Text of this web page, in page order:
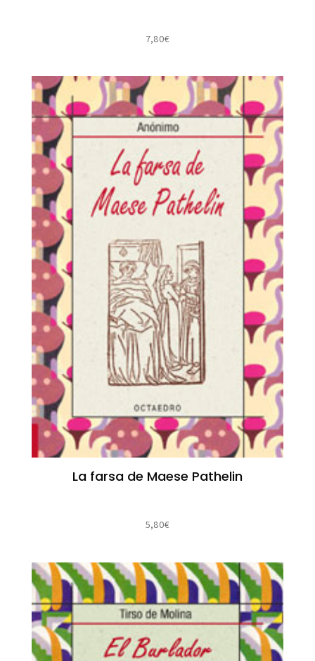
7,80€
La farsa de Maese Pathelin
5,80€